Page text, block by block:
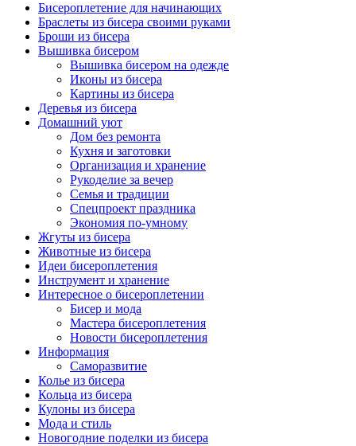
Бисероплетение для начинающих
Браслеты из бисера своими руками
Броши из бисера
Вышивка бисером
Вышивка бисером на одежде
Иконы из бисера
Картины из бисера
Деревья из бисера
Домашний уют
Дом без ремонта
Кухня и заготовки
Организация и хранение
Рукоделие за вечер
Семья и традиции
Спецпроект праздника
Экономия по-умному
Жгуты из бисера
Животные из бисера
Идеи бисероплетения
Инструмент и хранение
Интересное о бисероплетении
Бисер и мода
Мастера бисероплетения
Новости бисероплетения
Информация
Саморазвитие
Колье из бисера
Кольца из бисера
Кулоны из бисера
Мода и стиль
Новогодние поделки из бисера